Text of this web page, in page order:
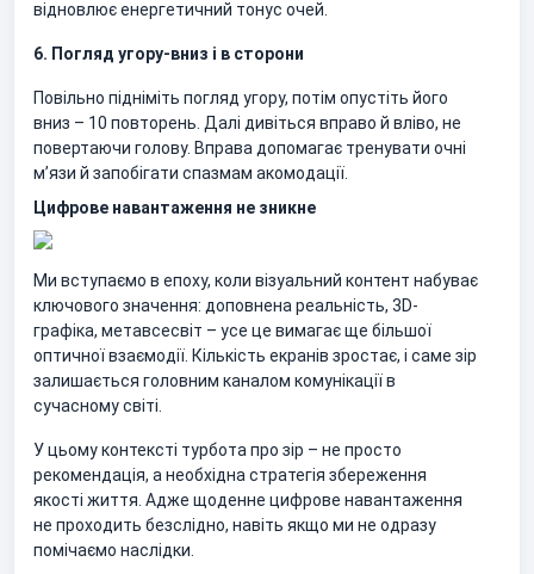
відновлює енергетичний тонус очей.
6. Погляд угору-вниз і в сторони
Повільно підніміть погляд угору, потім опустіть його
вниз – 10 повторень. Далі дивіться вправо й вліво, не
повертаючи голову. Вправа допомагає тренувати очні
м’язи й запобігати спазмам акомодації.
Цифрове навантаження не зникне
Ми вступаємо в епоху, коли візуальний контент набуває
ключового значення: доповнена реальність, 3D-
графіка, метавсесвіт – усе це вимагає ще більшої
оптичної взаємодії. Кількість екранів зростає, і саме зір
залишається головним каналом комунікації в
сучасному світі.
У цьому контексті турбота про зір – не просто
рекомендація, а необхідна стратегія збереження
якості життя. Адже щоденне цифрове навантаження
не проходить безслідно, навіть якщо ми не одразу
помічаємо наслідки.